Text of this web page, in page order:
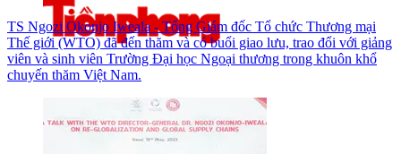
TS Ngozi Okonjo Iweala - Tổng Giám đốc Tổ chức Thương mại
Thế giới (WTO) đã đến thăm và có buổi giao lưu, trao đổi với giảng
viên và sinh viên Trường Đại học Ngoại thương trong khuôn khổ
chuyến thăm Việt Nam.